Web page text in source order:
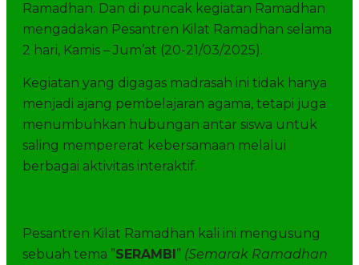
Ramadhan. Dan di puncak kegiatan Ramadhan
mengadakan Pesantren Kilat Ramadhan selama
2 hari, Kamis – Jum’at (20-21/03/2025).
Kegiatan yang digagas madrasah ini tidak hanya
menjadi ajang pembelajaran agama, tetapi juga
menumbuhkan hubungan antar siswa untuk
saling mempererat kebersamaan melalui
berbagai aktivitas interaktif.
Pesantren Kilat Ramadhan kali ini mengusung
sebuah tema ”SERAMBI” (Semarak Ramadhan